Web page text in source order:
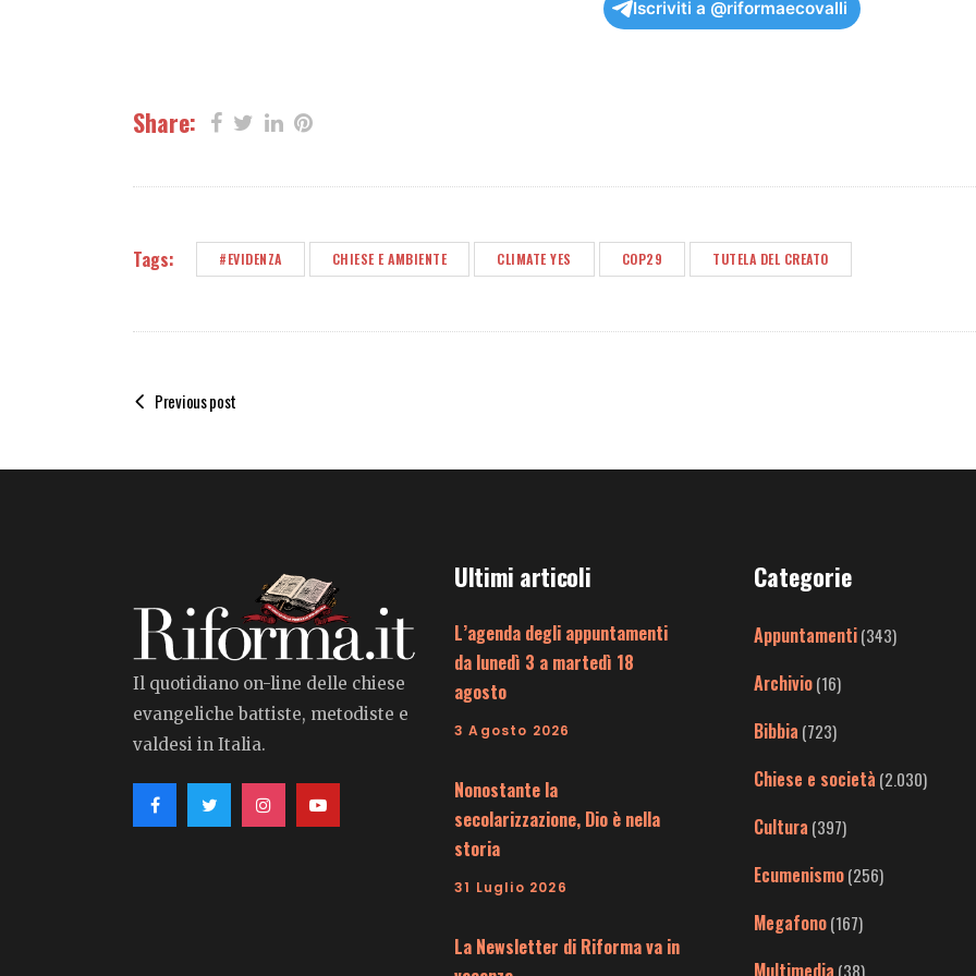
Iscriviti a @riformaecovalli
Share:
Tags: #EVIDENZA CHIESE E AMBIENTE CLIMATE YES COP29 TUTELA DEL CREATO
Previous post
Il quotidiano on-line delle chiese
evangeliche battiste, metodiste e
valdesi in Italia.
Ultimi articoli
L’agenda degli appuntamenti
da lunedì 3 a martedì 18
agosto
3 Agosto 2026
Nonostante la
secolarizzazione, Dio è nella
storia
31 Luglio 2026
La Newsletter di Riforma va in
Categorie
Appuntamenti(343)
Archivio(16)
Bibbia (723)
Chiese e società (2.030)
Cultura (397)
Ecumenismo(256)
Megafono(167)
Multimedia (38)